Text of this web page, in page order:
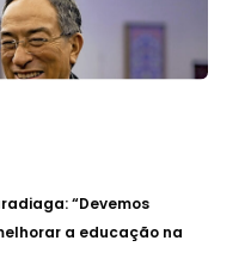
“Devemos
a educação na